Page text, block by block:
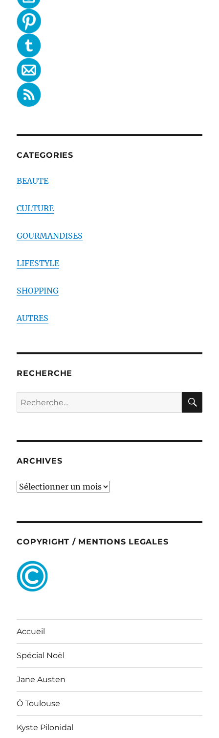
CATEGORIES
BEAUTE
CULTURE
GOURMANDISES
LIFESTYLE
SHOPPING
AUTRES
RECHERCHE
Recherche
pour :
ARCHIVES
ARCHIVES
COPYRIGHT / MENTIONS LEGALES
Accueil
Spécial Noël
Jane Austen
Ô Toulouse
Kyste Pilonidal